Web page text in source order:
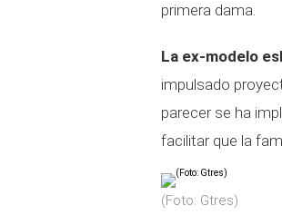
primera dama.
La ex-modelo
impulsado
parecer se ha
facilitar que la
(Foto: Gtres)